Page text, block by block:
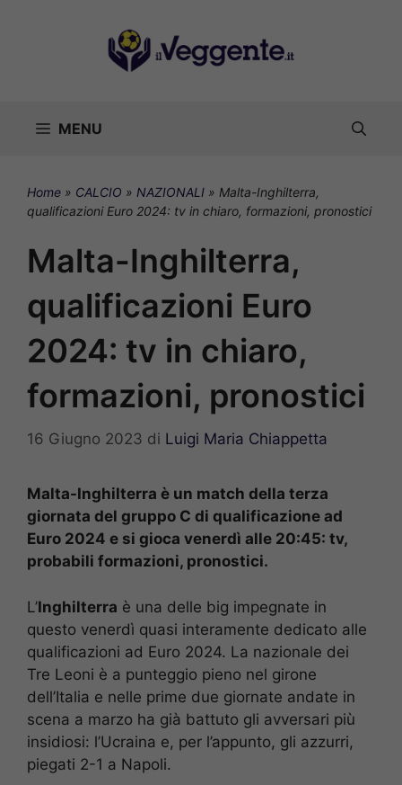
MENU
Home » CALCIO » NAZIONALI » Malta-Inghilterra,
qualificazioni Euro 2024: tv in chiaro, formazioni, pronostici
Malta-Inghilterra,
qualificazioni Euro
2024: tv in chiaro,
formazioni, pronostici
16 Giugno 2023 di Luigi Maria Chiappetta
Malta-Inghilterra è un match della terza
giornata del gruppo C di qualificazione ad
Euro 2024 e si gioca venerdì alle 20:45: tv,
probabili formazioni, pronostici.
L’Inghilterra è una delle big impegnate in
questo venerdì quasi interamente dedicato alle
qualificazioni ad Euro 2024. La nazionale dei
Tre Leoni è a punteggio pieno nel girone
dell’Italia e nelle prime due giornate andate in
scena a marzo ha già battuto gli avversari più
insidiosi: l’Ucraina e, per l’appunto, gli azzurri,
piegati 2-1 a Napoli.